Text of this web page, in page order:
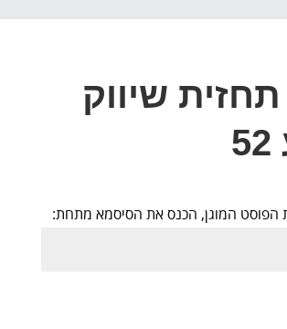
תחזית שיווק
הפוסט המוגן, הכנס את הסיסמא מתחת: